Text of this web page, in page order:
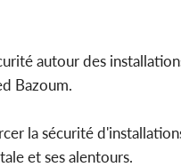
autour des
Bazoum.
la sécurité
et ses alentours.